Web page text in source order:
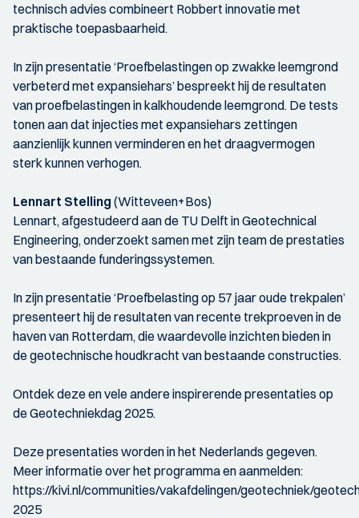
technisch advies combineert Robbert innovatie met
praktische toepasbaarheid.
In zijn presentatie ‘Proefbelastingen op zwakke leemgrond
verbeterd met expansiehars’ bespreekt hij de resultaten
van proefbelastingen in kalkhoudende leemgrond. De tests
tonen aan dat injecties met expansiehars zettingen
aanzienlijk kunnen verminderen en het draagvermogen
sterk kunnen verhogen.
Lennart Stelling (Witteveen+Bos)
Lennart, afgestudeerd aan de TU Delft in Geotechnical
Engineering, onderzoekt samen met zijn team de prestaties
van bestaande funderingssystemen.
In zijn presentatie ‘Proefbelasting op 57 jaar oude trekpalen’
presenteert hij de resultaten van recente trekproeven in de
haven van Rotterdam, die waardevolle inzichten bieden in
de geotechnische houdkracht van bestaande constructies.
Ontdek deze en vele andere inspirerende presentaties op
de Geotechniekdag 2025.
Deze presentaties worden in het Nederlands gegeven.
Meer informatie over het programma en aanmelden:
https://kivi.nl/communities/vakafdelingen/geotechniek/
2025